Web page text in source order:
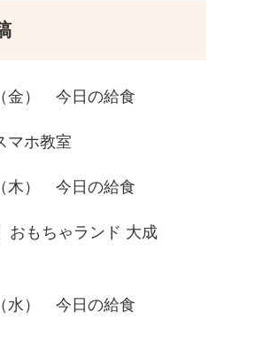
金） 今日の給食
マホ教室
木） 今日の給食
おもちゃランド 大成
水） 今日の給食